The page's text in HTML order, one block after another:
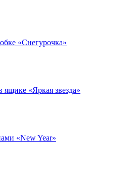
«Снегурочка»
«Яркая звезда»
«New Year»